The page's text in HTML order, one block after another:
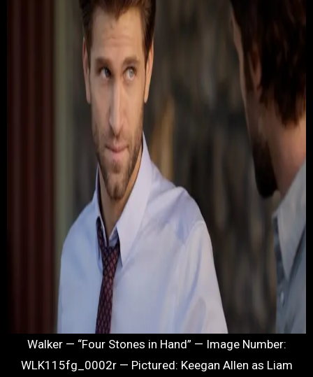
Walker — “Four Stones in Hand” — Image Number:
WLK115fg_0002r — Pictured: Keegan Allen as Liam